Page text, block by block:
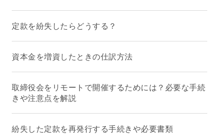
定款を紛失したらどうする？
資本金を増資したときの仕訳方法
取締役会をリモートで開催するためには？必要な手続
きや注意点を解説
紛失した定款を再発行する手続きや必要書類